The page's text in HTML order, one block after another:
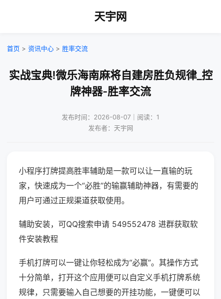
天宇网
首页 > 资讯中心 > 胜率交流
实战宝典!微乐海南麻将自建房胜负规律_控
牌神器-胜率交流
发布时间：2026-08-07｜阅读：1
发布者：天宇网
小程序打牌提高胜率辅助是一款可以让一直输的玩
家，快速成为一个“必胜”的输赢辅助神器，有需要的
用户可通过正规渠道获取使用。
辅助安装，可QQ搜索申请 549552478 进群获取软
件安装教程
手机打牌可以一键让你轻松成为“必赢”。其操作方式
十分简单，打开这个应用便可以自定义手机打牌系统
规律，只需要输入自己想要的开挂功能，一键便可以